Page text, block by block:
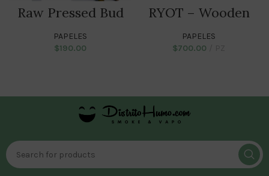
Raw Pressed Bud
PAPELES
$190.00
RYOT – Wooden
PAPELES
$700.00